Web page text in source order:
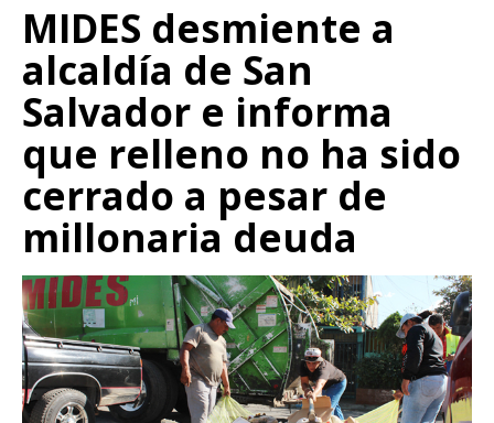
MIDES desmiente a
alcaldía de San
Salvador e informa
que relleno no ha sido
cerrado a pesar de
millonaria deuda